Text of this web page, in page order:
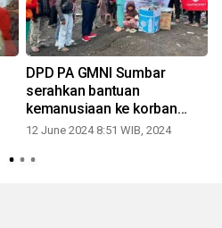
DPD PA GMNI Sumbar
serahkan bantuan
kemanusiaan ke korban
banjir lahar dingin Marapi di
12 June 2024 8:51 WIB, 2024